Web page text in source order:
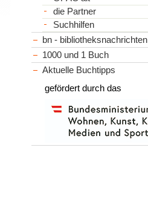
die Partner
Suchhilfen
bn - bibliotheksnachrichten
1000 und 1 Buch
Aktuelle Buchtipps
gefördert durch das